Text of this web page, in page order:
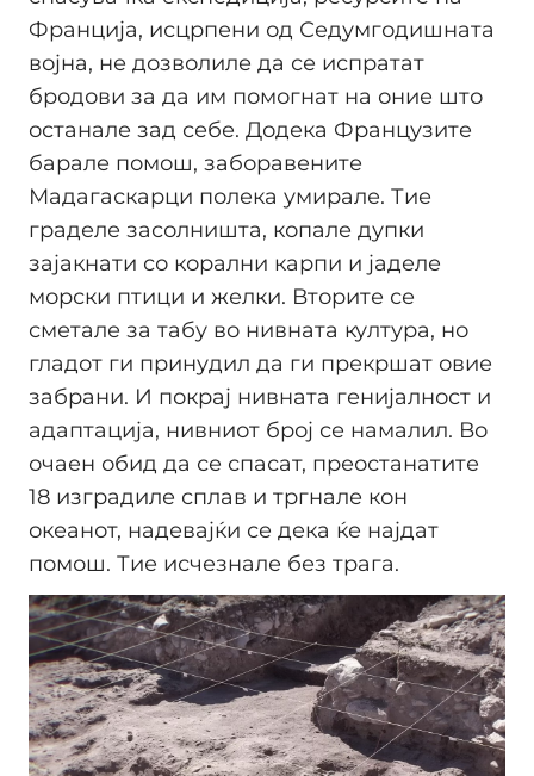
Франција, исцрпени од Седумгодишната
војна, не дозволиле да се испратат
бродови за да им помогнат на оние што
останале зад себе. Додека Французите
барале помош, заборавените
Мадагаскарци полека умирале. Тие
граделе засолништа, копале дупки
зајакнати со корални карпи и јаделе
морски птици и желки. Вторите се
сметале за табу во нивната култура, но
гладот ги принудил да ги прекршат овие
забрани. И покрај нивната генијалност и
адаптација, нивниот број се намалил. Во
очаен обид да се спасат, преостанатите
18 изградиле сплав и тргнале кон
океанот, надевајќи се дека ќе најдат
помош. Тие исчезнале без трага.